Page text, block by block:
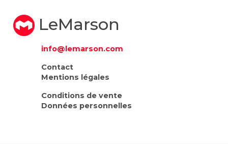
LeMarson
info@lemarson.com
Contact
Mentions légales
Conditions de vente
Données personnelles